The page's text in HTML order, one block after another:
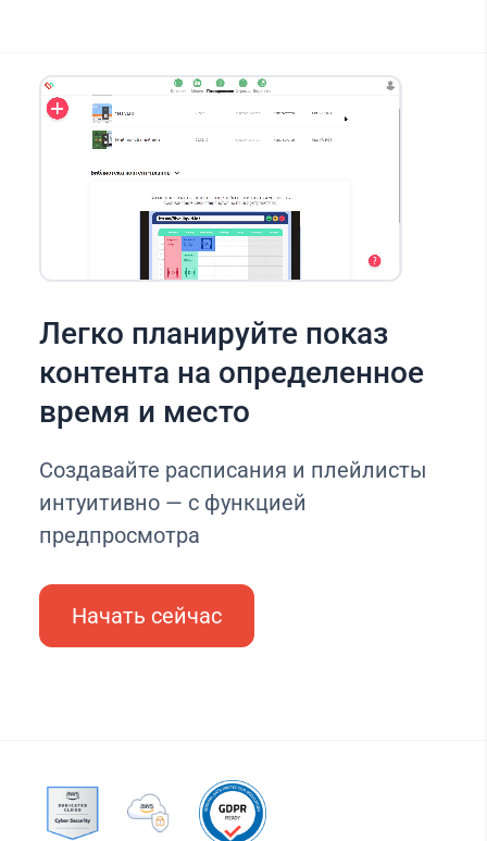
Легко планируйте показ
контента на определенное
время и место
Создавайте расписания и плейлисты
интуитивно — с функцией
предпросмотра
Начать сейчас